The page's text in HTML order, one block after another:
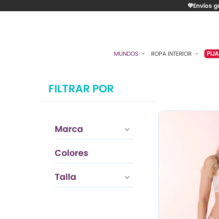
💜Envíos
MUNDOS
RITUALES
ROPA INTERIOR
ALGODÓN
LO MÁS VENDIDO
MATERNIDAD
FILTRAR POR
Marca
Colores
Azul
Talla